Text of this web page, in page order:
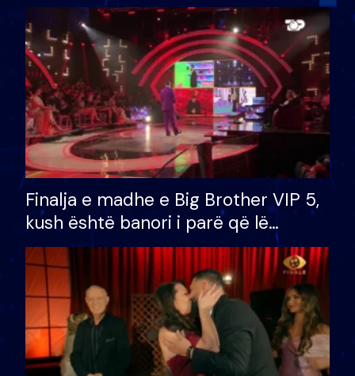
Finalja e madhe e Big Brother VIP 5,
kush është banori i parë që lë
shtëpinë dhe humb mundësinë për
të fituar çmimin e madh